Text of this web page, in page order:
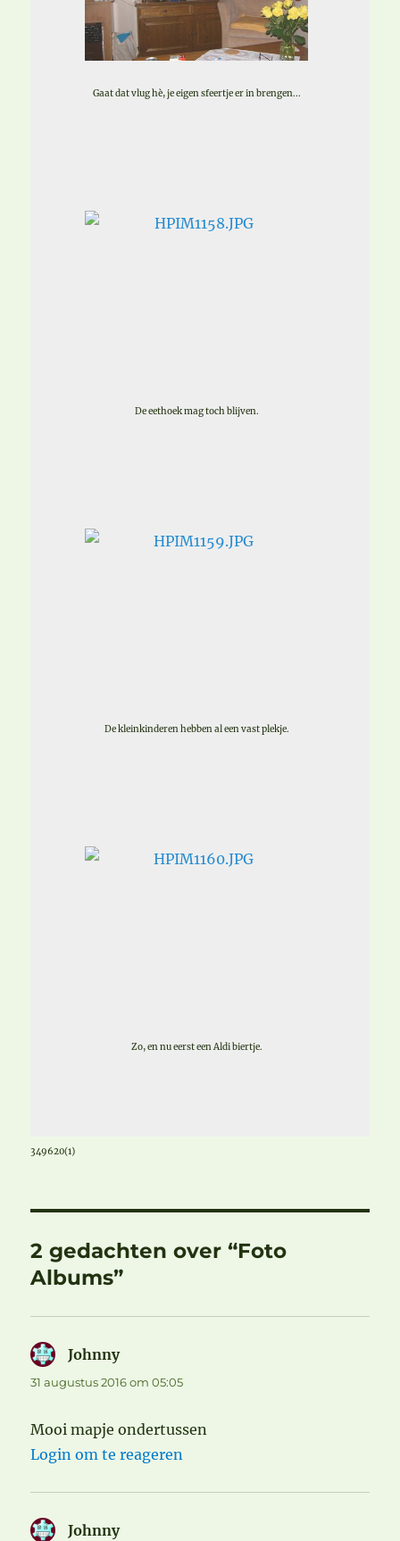
Gaat dat vlug hè, je eigen sfeertje er in brengen...
De eethoek mag toch blijven.
De kleinkinderen hebben al een vast plekje.
Zo, en nu eerst een Aldi biertje.
349620(1)
2 gedachten over “Foto
Albums”
Johnnyschreef:
31 augustus 2016 om 05:05
Mooi mapje ondertussen
Login om te reageren
Johnnyschreef: